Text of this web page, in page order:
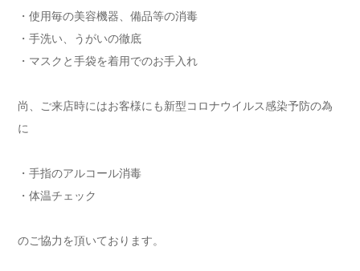
・使用毎の美容機器、備品等の消毒
・手洗い、うがいの徹底
・マスクと手袋を着用でのお手入れ
尚、ご来店時にはお客様にも新型コロナウイルス感染予防の為
に
・手指のアルコール消毒
・体温チェック
のご協力を頂いております。